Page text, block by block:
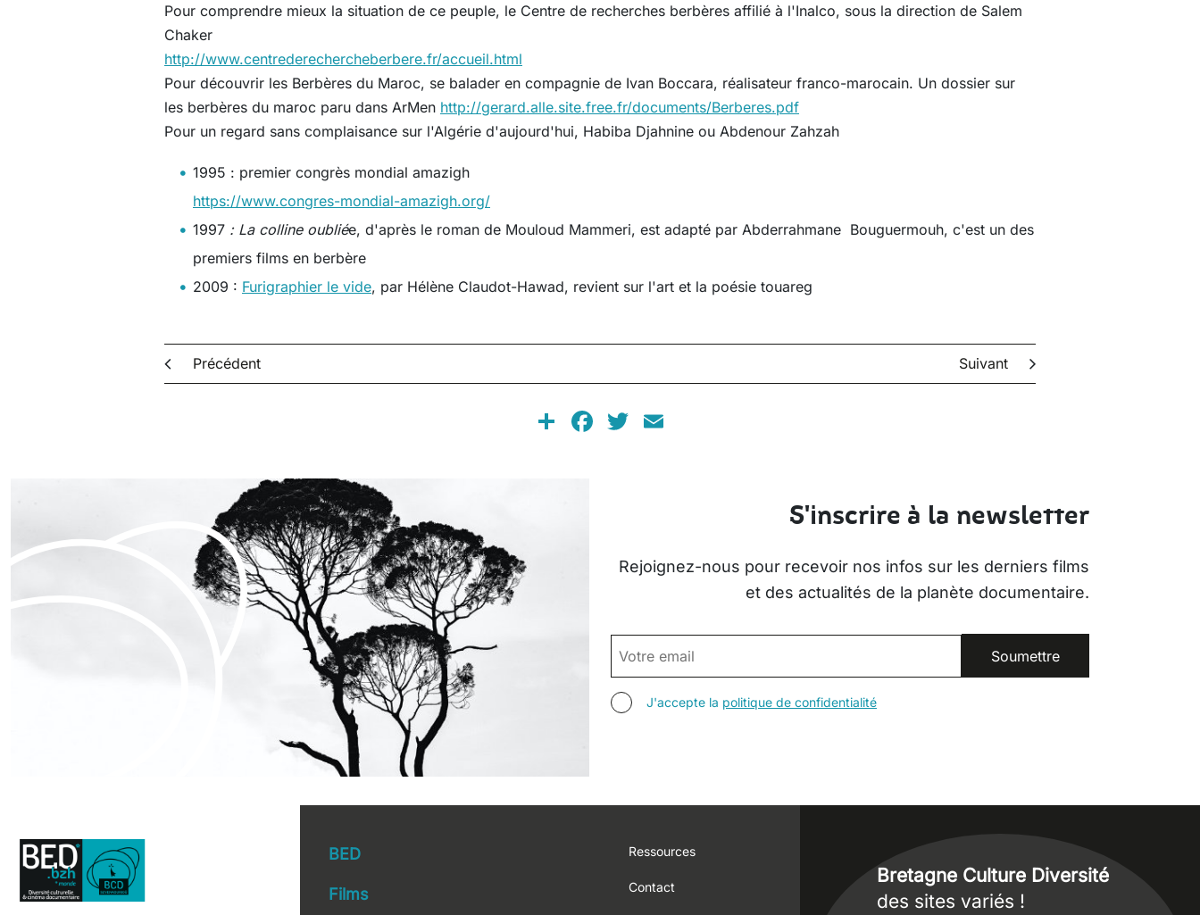
Pour comprendre mieux la situation de ce peuple, le Centre de recherches berbères affilié à l'Inalco, sous la direction de Salem
Chaker
http://www.centrederechercheberbere.fr/accueil.html
Pour découvrir les Berbères du Maroc, se balader en compagnie de Ivan Boccara, réalisateur franco-marocain. Un dossier sur
les berbères du maroc paru dans ArMen http://gerard.alle.site.free.fr/documents/Berberes.pdf
Pour un regard sans complaisance sur l'Algérie d'aujourd'hui, Habiba Djahnine ou Abdenour Zahzah
1995 : premier congrès mondial amazigh
https://www.congres-mondial-amazigh.org/
1997 : La colline oubliée, d'après le roman de Mouloud Mammeri, est adapté par Abderrahmane Bouguermouh, c'est un des
premiers films en berbère
2009 : Furigraphier le vide, par Hélène Claudot-Hawad, revient sur l'art et la poésie touareg
Précédent Suivant
ShareFacebook
Twitter
S'inscrire à la newsletter
Rejoignez-nous pour recevoir nos infos sur les derniers films
et des actualités de la planète documentaire.
EMAIL
AGREE TERMS
J'accepte la politique de confidentialité
BED
Films
Footer
Ressources
Contact
Bretagne Culture Diversité
des sites variés !